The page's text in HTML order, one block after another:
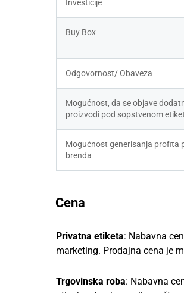
Investicije
Buy Box
Odgovornost/ Obaveza
Mogućnost, da se objave
proizvodi pod sopstvenom
Mogućnost generisanja profita
brenda
Cena
Privatna etiketa: Nabavna
marketing. Prodajna cena je
Trgovinska roba: Nabavna